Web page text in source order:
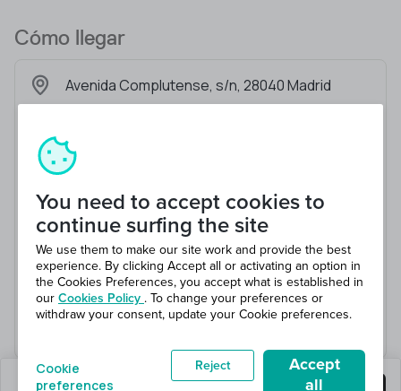
Cómo llegar
Avenida Complutense, s/n, 28040 Madrid
You need to accept cookies to
continue surfing the site
We use them to make our site work and provide the best
experience. By clicking Accept all or activating an option in
the Cookies Preferences, you accept what is established in
our Cookies Policy . To change your preferences or
withdraw your consent, update your Cookie preferences.
Cookie
preferences
Reject
Accept
all